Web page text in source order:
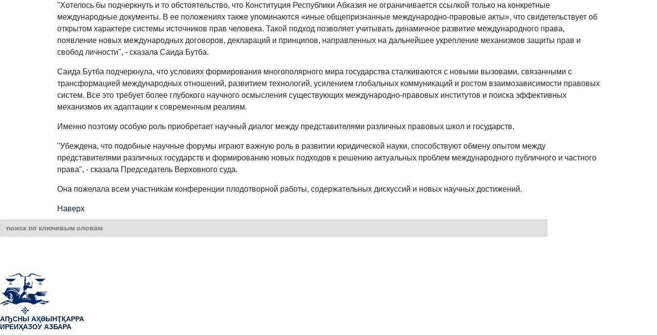
"Хотелось бы подчеркнуть и то обстоятельство, что Конституция Республики Абхазия не ограничивается ссылкой только на конкретные
международные документы. В ее положениях также упоминаются «иные общепризнанные международно‑правовые акты», что свидетельствует об
открытом характере системы источников прав человека. Такой подход позволяет учитывать динамичное развитие международного права,
появление новых международных договоров, деклараций и принципов, направленных на дальнейшее укрепление механизмов защиты прав и
свобод личности", - сказала Саида Бутба.
Саида Бутба подчеркнула, что условиях формирования многополярного мира государства сталкиваются с новыми вызовами, связанными с
трансформацией международных отношений, развитием технологий, усилением глобальных коммуникаций и ростом взаимозависимости правовых
систем. Все это требует более глубокого научного осмысления существующих международно‑правовых институтов и поиска эффективных
механизмов их адаптации к современным реалиям.
Именно поэтому особую роль приобретает научный диалог между представителями различных правовых школ и государств.
"Убеждена, что подобные научные форумы играют важную роль в развитии юридической науки, способствуют обмену опытом между
представителями различных государств и формированию новых подходов к решению актуальных проблем международного публичного и частного
права", - сказала Председатель Верховного суда.
Она пожелала всем участникам конференции плодотворной работы, содержательных дискуссий и новых научных достижений.
Наверх
АҦСНЫ АҲӘЫНҬҚАРРА
ИРЕИҲАӠОУ АӠБАРА